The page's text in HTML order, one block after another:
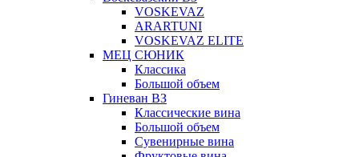
VOSKEVAZ
ARARTUNI
VOSKEVAZ ELITE
МЕЦ СЮНИК
Классика
Большой объем
Гиневан ВЗ
Классические вина
Большой объем
Сувенирные вина